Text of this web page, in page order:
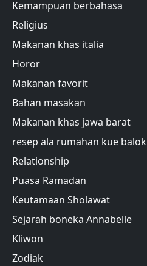
Kemampuan berbahasa
Religius
Makanan khas italia
Horor
Makanan favorit
Bahan masakan
Makanan khas jawa barat
resep ala rumahan kue balok
Relationship
Puasa Ramadan
Keutamaan Sholawat
Sejarah boneka Annabelle
Kliwon
Zodiak